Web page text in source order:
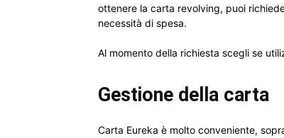
ottenere la carta revolving, puoi
necessità di spesa.
Al momento della richiesta scegli se
Gestione della carta
Carta Eureka è molto conveniente,